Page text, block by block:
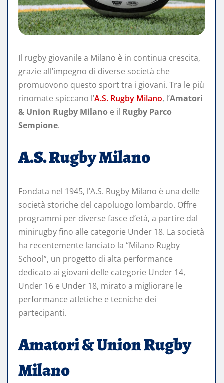
Il rugby giovanile a Milano è in continua crescita,
grazie all’impegno di diverse società che
promuovono questo sport tra i giovani. Tra le più
rinomate spiccano l’A.S. Rugby Milano, l’Amatori
& Union Rugby Milano e il Rugby Parco
Sempione.
A.S. Rugby Milano
Fondata nel 1945, l’A.S. Rugby Milano è una delle
società storiche del capoluogo lombardo. Offre
programmi per diverse fasce d’età, a partire dal
minirugby fino alle categorie Under 18. La società
ha recentemente lanciato la “Milano Rugby
School”, un progetto di alta performance
dedicato ai giovani delle categorie Under 14,
Under 16 e Under 18, mirato a migliorare le
performance atletiche e tecniche dei
partecipanti.
Amatori & Union Rugby
Milano